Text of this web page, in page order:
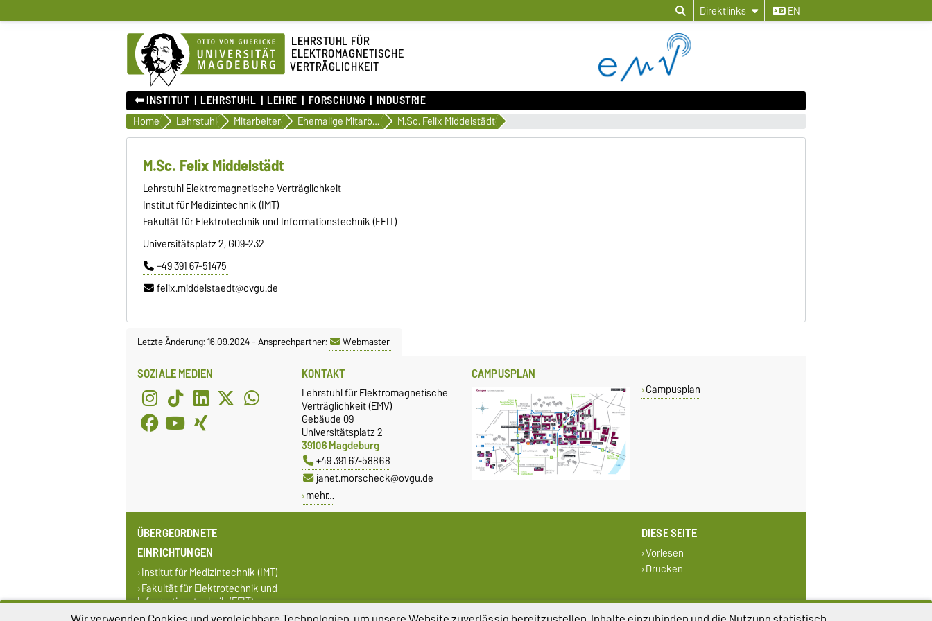
Direktlinks EN
LEHRSTUHL FÜR
ELEKTROMAGNETISCHE
VERTRÄGLICHKEIT
⬅︎ INSTITUT LEHRSTUHL LEHRE FORSCHUNG INDUSTRIE
Home Lehrstuhl Mitarbeiter Ehemalige Mitarbeiter M.Sc. Felix Middelstädt
M.Sc. Felix Middelstädt
Lehrstuhl Elektromagnetische Verträglichkeit
Institut für Medizintechnik (IMT)
Fakultät für Elektrotechnik und Informationstechnik (FEIT)
Universitätsplatz 2, G09-232
+49 391 67-51475
felix.middelstaedt@ovgu.de
Letzte Änderung: 16.09.2024-Ansprechpartner: Webmaster
SOZIALE MEDIEN KONTAKT
Lehrstuhl für Elektromagnetische
Verträglichkeit (EMV)
Gebäude 09
Universitätsplatz 2
39106 Magdeburg
+49 391 67-58868
janet.morscheck@ovgu.de
mehr…
CAMPUSPLAN
Campusplan
ÜBERGEORDNETE
EINRICHTUNGEN
Institut für Medizintechnik (IMT)
Fakultät für Elektrotechnik und
Informationstechnik (FEIT)
DIESE SEITE
Vorlesen
Drucken